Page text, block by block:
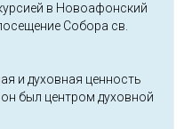
в Новоафонский
Собора св.
и духовная ценность
был центром духовной